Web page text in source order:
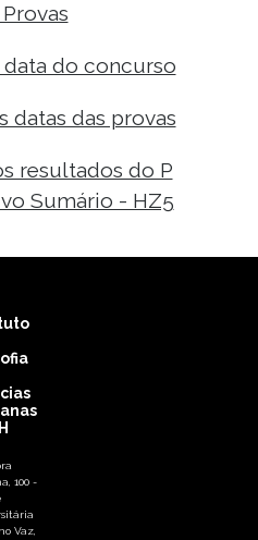
do concurso
datas das provas
resultados do P
Sumário - HZ5
100 -
Vaz,